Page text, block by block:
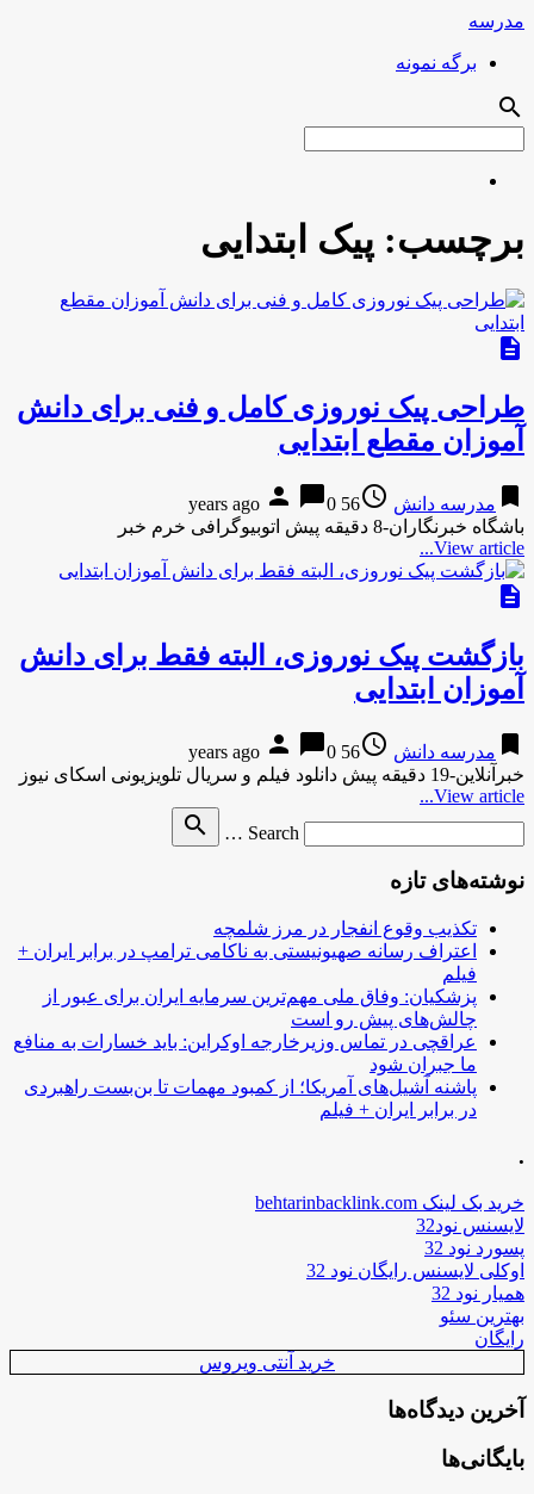
مدرسه
برگه نمونه
search
برچسب: پیک ابتدایی
description
طراحی پیک نوروزی كامل و فنی برای دانش
آموزان مقطع ابتدایی
bookmark مدرسه دانش access_time
56 years ago
person chat_bubble0
باشگاه خبرنگاران-8 دقیقه پیش اتوبیوگرافی خرم خبر
View article...
description
بازگشت پیک نوروزی، البته فقط برای دانش
آموزان ابتدایی
bookmark مدرسه دانش access_time
56 years ago
person chat_bubble0
خبرآنلاین-19 دقیقه پیش دانلود فیلم و سریال تلویزیونی اسکای نیوز
View article...
Search …
search
نوشته‌های تازه
تکذیب وقوع انفجار در مرز شلمچه
اعتراف رسانه صهیونیستی به ناکامی ترامپ در برابر ایران +
فیلم
پزشکیان: وفاق ملی مهم‌ترین سرمایه ایران برای عبور از
چالش‌های پیش رو است
عراقچی در تماس وزیرخارجه اوکراین: باید خسارات به منافع
ما جبران شود
پاشنه آشیل‌های آمریکا؛ از کمبود مهمات تا بن‌بست راهبردی
در برابر ایران + فیلم
.
خرید بک لینک behtarinbacklink.com
لایسنس نود32
پسورد نود 32
اوکلی لایسنس رایگان نود 32
همیار نود 32
بهترین سئو
رایگان
خرید آنتی ویروس
آخرین دیدگاه‌ها
بایگانی‌ها